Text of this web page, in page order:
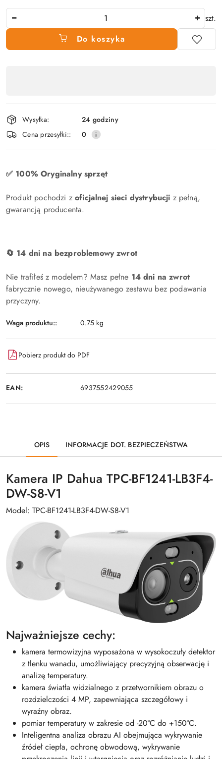
szt.
Do koszyka
,
płatność
i
dostawa
Wysyłka:
24 godziny
Cena przesyłki::
0
✅ 100% Oryginalny sprzęt
Produkt pochodzi zoficjalnej sieci dystrybucji z pełną,
gwarancją producenta.
🔄 14 dni na bezproblemowy zwrot
Nie trafiłeś z modelem? Masz pełne 14 dni na zwrot
fabrycznie nowego, nieużywanego zestawu bez podawania
przyczyny.
Waga produktu:: 0.75 kg
Pobierz produkt do PDF
EAN: 6937552429055
OPIS INFORMACJE DOT. BEZPIECZEŃSTWA
Kamera IP Dahua TPC-BF1241-LB3F4-
DW-S8-V1
Model: TPC-BF1241-LB3F4-DW-S8-V1
Najważniejsze cechy:
kamera termowizyjna wyposażona w wysokoczuły detektor
z tlenku wanadu, umożliwiający precyzyjną obserwację i
analizę temperatury.
kamera światła widzialnego z przetwornikiem obrazu o
rozdzielczości 4 MP, zapewniająca szczegółowy i
wyraźny obraz.
pomiar temperatury w zakresie od -20°C do +150°C.
Inteligentna analiza obrazu AI obejmująca wykrywanie
źródeł ciepła, ochronę obwodową, wykrywanie